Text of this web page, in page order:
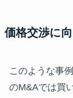
価格交渉に
このような事
のM&Aでは買